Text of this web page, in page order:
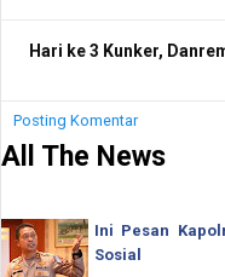
Hari ke 3 Kunker,
Posting Komentar
All The News
Ini Pesan
Sosial